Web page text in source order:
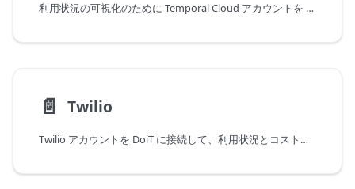
利用状況の可視化のために Temporal Cloud アカウントを DoiT に接続
📄️ Twilio
Twilio アカウントを DoiT に接続して、利用状況とコストの可視性を高めます